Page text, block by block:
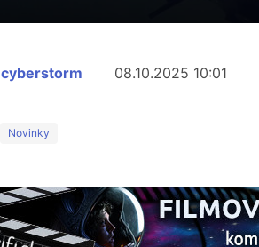
cyberstorm 08.10.2025 10:01
Novinky